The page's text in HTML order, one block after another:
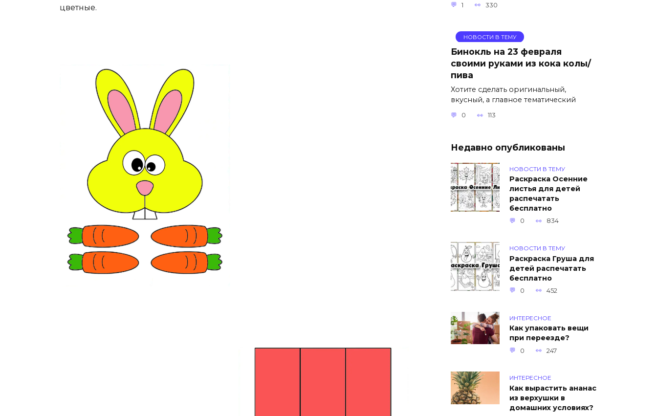
цветные.
1 330
НОВОСТИ В ТЕМУ
Бинокль на 23 февраля
своими руками из кока колы/
пива
Хотите сделать оригинальный,
вкусный, а главное тематический
0 113
Недавно опубликованы
НОВОСТИ В ТЕМУ
Раскраска Осенние
листья для детей
распечатать
бесплатно
0 834
НОВОСТИ В ТЕМУ
Раскраска Груша для
детей распечатать
бесплатно
0 452
ИНТЕРЕСНОЕ
Как упаковать вещи
при переезде?
0 247
ИНТЕРЕСНОЕ
Как вырастить ананас
из верхушки в
домашних условиях?